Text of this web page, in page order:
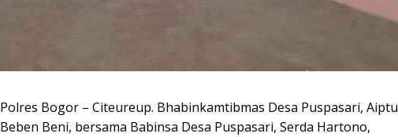
Polres Bogor – Citeureup. Bhabinkamtibmas Desa Puspasari, Aiptu
Beben Beni, bersama Babinsa Desa Puspasari, Serda Hartono,